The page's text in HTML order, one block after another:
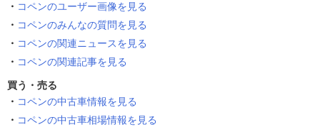
コペンのユーザー画像を見る
コペンのみんなの質問を見る
コペンの関連ニュースを見る
コペンの関連記事を見る
買う・売る
コペンの中古車情報を見る
コペンの中古車相場情報を見る